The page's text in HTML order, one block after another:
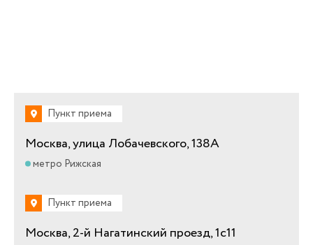
Пункт приема
Москва, улица Лобачевского, 138А
метро Рижская
Пункт приема
Москва, 2-й Нагатинский проезд, 1с11